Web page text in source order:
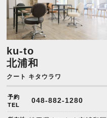
ku-to
北浦和
クート キタウラワ
予約
TEL
048-882-1280